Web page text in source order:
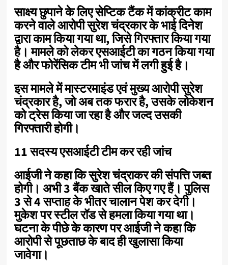
साक्ष्य छुपाने के लिए सेप्टिक टैंक में कांक्रीट काम
करने वाले आरोपी सुरेश चंद्रकार के भाई दिनेश
द्वारा काम किया गया था, जिसे गिरफ्तार किया गया
है। मामले को लेकर एसआईटी का गठन किया गया
है और फोरेंसिक टीम भी जांच में लगी हुई है।
इस मामले में मास्टरमाइंड एवं मुख्य आरोपी सुरेश
चंद्रकार है, जो अब तक फरार है, उसके लोकेशन
को ट्रेस किया जा रहा है और जल्द उसकी
गिरफ्तारी होगी।
11 सदस्य एसआईटी टीम कर रही जांच
आईजी ने कहा कि सुरेश चंद्राकर की संपत्ति जब्त
होगी। अभी 3 बैंक खाते सील किए गए हैं। पुलिस
3 से 4 सप्ताह के भीतर चालान पेश कर देगी।
मुकेश पर स्टील रॉड से हमला किया गया था।
घटना के पीछे के कारण पर आईजी ने कहा कि
आरोपी से पूछताछ के बाद ही खुलासा किया
जावेगा।